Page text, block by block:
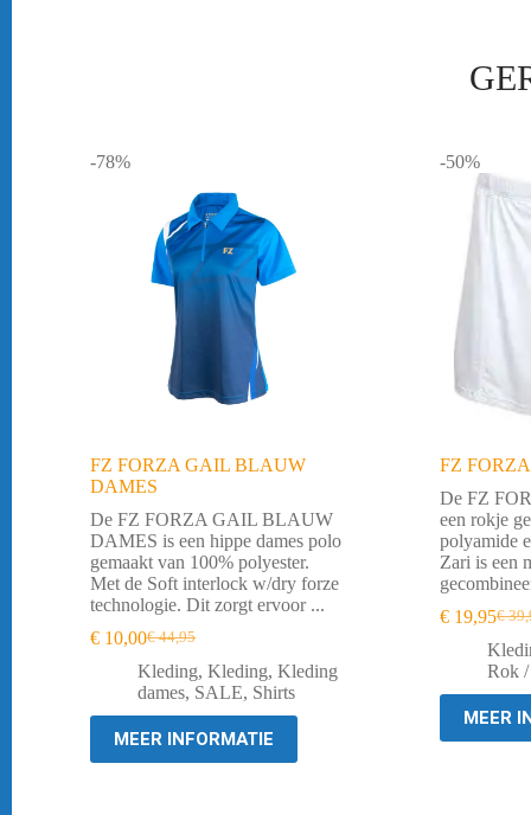
-78%
FZ FORZA GAIL BLAUW
DAMES
De FZ FORZA GAIL BLAUW
DAMES is een hippe dames polo
gemaakt van 100% polyester.
Met de Soft interlock w/dry forze
technologie. Dit zorgt ervoor ...
€44,95
Oorspronkelijke
prijs
was:
€ 44,95.
€ 10,00Huidige
prijs
is:
€ 10,00.
Kleding, Kleding, Kleding
dames, SALE, Shirts
MEER INFORMATIE
-50%
FZ
De FZ
een rokje
polyamide
Zari is een
€
prijs
was:
€
€19,95
prijs
is:
€
Rok
MEER